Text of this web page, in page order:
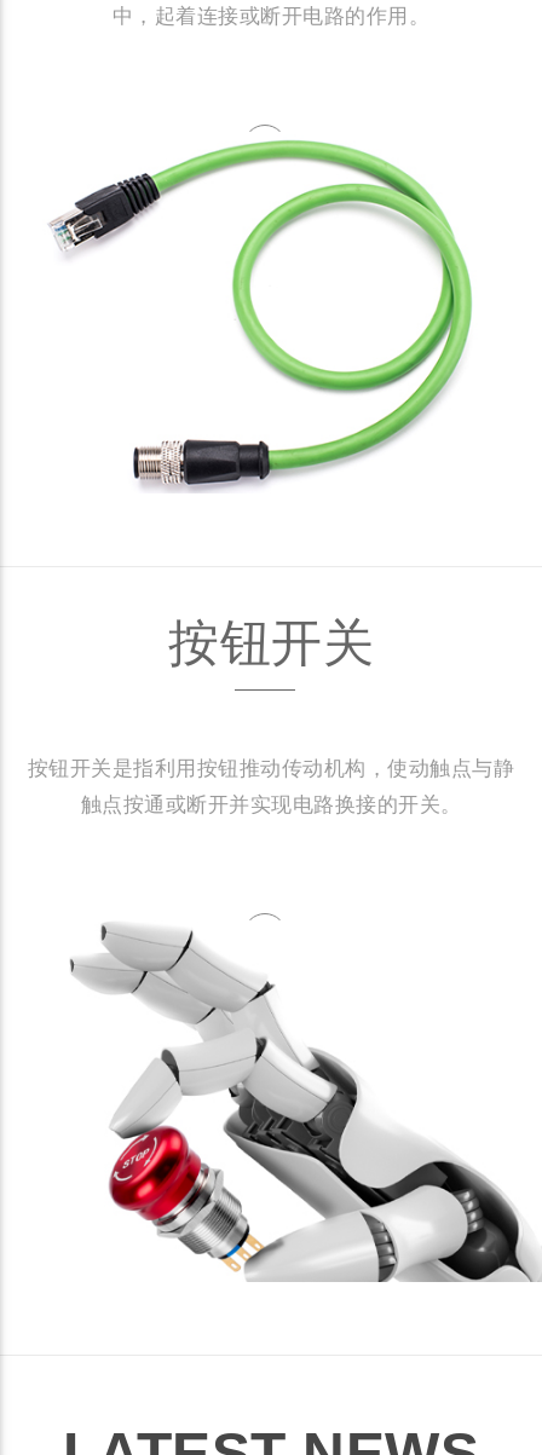
中，起着连接或断开电路的作用。
按钮开关
按钮开关是指利用按钮推动传动机构，使动触点与静
触点按通或断开并实现电路换接的开关。